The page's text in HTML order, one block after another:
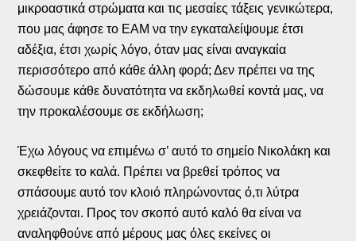
μικροαστικά στρώματα και τις μεσαίες τάξεις γενικώτερα,
που μας άφησε το ΕΑΜ να την εγκαταλείψουμε έτσι
αδέξια, έτσι χωρίς λόγο, όταν μας είναι αναγκαία
περισσότερο από κάθε άλλη φορά; Δεν πρέπει να της
δώσουμε κάθε δυνατότητα να εκδηλωθεί κοντά μας, να
την προκαλέσουμε σε εκδήλωση;
Έχω λόγους να επιμένω σ’ αυτό το σημείο Νικολάκη και
σκεφθείτε το καλά. Πρέπει να βρεθεί τρόπος να
σπάσουμε αυτό τον κλοιό πληρώνοντας ό,τι λύτρα
χρειάζονται. Προς τον σκοπό αυτό καλό θα είναι να
αναληφθούνε από μέρους μας όλες εκείνες οι